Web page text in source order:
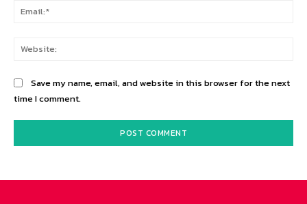
Save my name, email, and website in this browser for the next
time I comment.